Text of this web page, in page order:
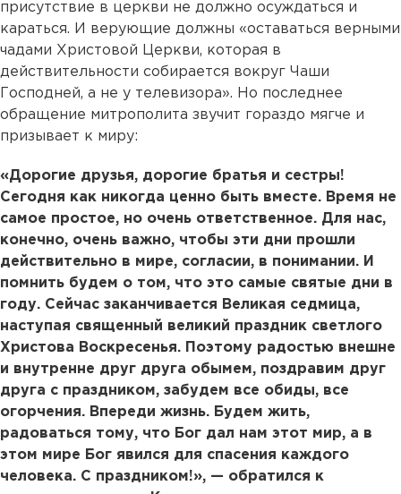
присутствие в церкви не должно осуждаться и
караться. И верующие должны «оставаться верными
чадами Христовой Церкви, которая в
действительности собирается вокруг Чаши
Господней, а не у телевизора». Но последнее
обращение митрополита звучит гораздо мягче и
призывает к миру:
«Дорогие друзья, дорогие братья и сестры!
Сегодня как никогда ценно быть вместе. Время не
самое простое, но очень ответственное. Для нас,
конечно, очень важно, чтобы эти дни прошли
действительно в мире, согласии, в понимании. И
помнить будем о том, что это самые святые дни в
году. Сейчас заканчивается Великая седмица,
наступая священный великий праздник светлого
Христова Воскресенья. Поэтому радостью внешне
и внутренне друг друга обымем, поздравим друг
друга с праздником, забудем все обиды, все
огорчения. Впереди жизнь. Будем жить,
радоваться тому, что Бог дал нам этот мир, а в
этом мире Бог явился для спасения каждого
человека. С праздником!», — обратился к